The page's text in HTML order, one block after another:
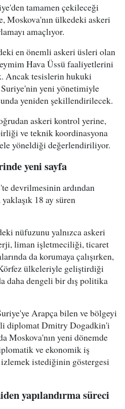
tamamen çekileceği
Moskova'nın ülkedeki askeri
amaçlıyor.
en önemli askeri üsleri olan
Hava Üssü faaliyetlerini
Ancak tesislerin hukuki
yeni yönetimiyle
yeniden şekillendirilecek.
askeri kontrol yerine,
ve teknik koordinasyona
yöneldiği değerlendiriliyor.
yeni sayfa
devrilmesinin ardından
18 ay süren
nüfuzunu yalnızca askeri
liman işletmeciliği, ticaret
da korumaya çalışırken,
ülkeleriyle geliştirdiği
daha dengeli bir dış politika
Arapça bilen ve bölgeyi
diplomat Dmitry Dogadkin'i
Moskova'nın yeni dönemde
ve ekonomik iş
istediğinin göstergesi
yapılandırma süreci